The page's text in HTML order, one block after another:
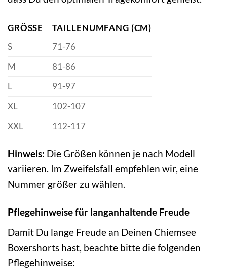
GRÖSSE
TAILLENUMFANG (CM)
S
71-76
M
81-86
L
91-97
XL
102-107
XXL
112-117
Hinweis: Die Größen können je nach Modell
variieren. Im Zweifelsfall empfehlen wir, eine
Nummer größer zu wählen.
Pflegehinweise für langanhaltende Freude
Damit Du lange Freude an Deinen Chiemsee
Boxershorts hast, beachte bitte die folgenden
Pflegehinweise: